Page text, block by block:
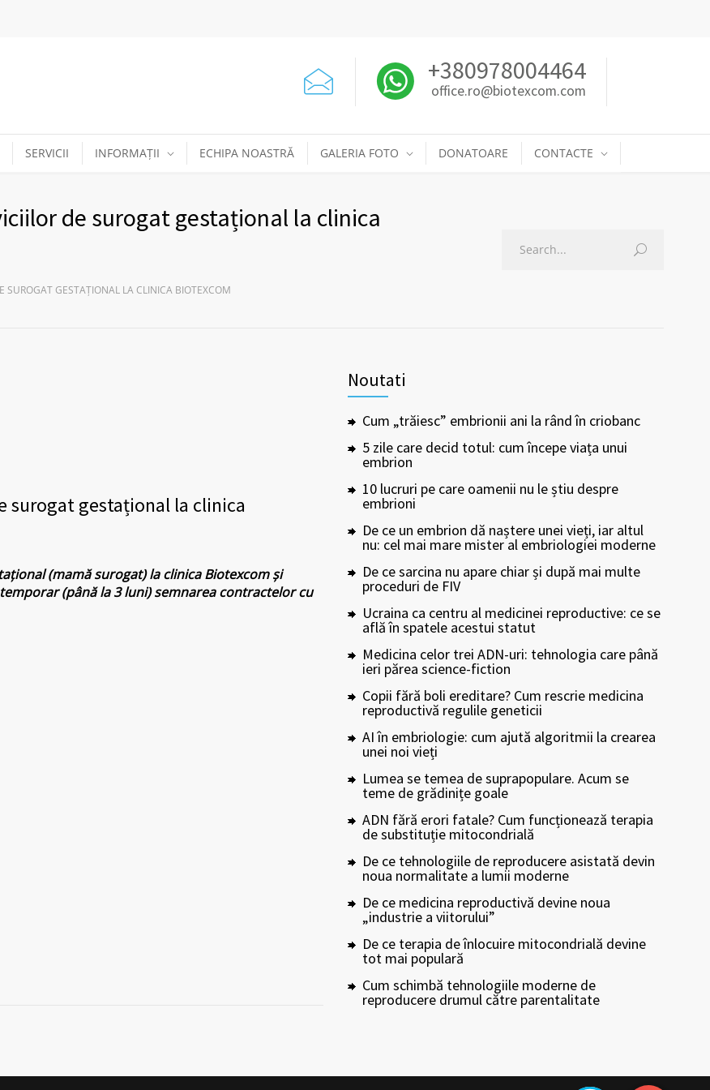
+380978004464
office.ro@biotexcom.com
SERVICII INFORMAȚII ECHIPA NOASTRĂ GALERIA FOTO DONATOARE CONTACTE
de surogat gestațional la clinica
SUROGAT GESTAȚIONAL LA CLINICA BIOTEXCOM
surogat gestațional la clinica
(mamă surogat) la clinica Biotexcom și
(până la 3 luni) semnarea contractelor cu
Noutati
Cum „trăiesc” embrionii ani la rând în criobanc
5 zile care decid totul: cum începe viața unui
embrion
10 lucruri pe care oamenii nu le știu despre
embrioni
De ce un embrion dă naștere unei vieți, iar altul
nu: cel mai mare mister al embriologiei moderne
De ce sarcina nu apare chiar și după mai multe
proceduri de FIV
Ucraina ca centru al medicinei reproductive: ce se
află în spatele acestui statut
Medicina celor trei ADN-uri: tehnologia care până
ieri părea science-fiction
Copii fără boli ereditare? Cum rescrie medicina
reproductivă regulile geneticii
AI în embriologie: cum ajută algoritmii la crearea
unei noi vieți
Lumea se temea de suprapopulare. Acum se
teme de grădinițe goale
ADN fără erori fatale? Cum funcționează terapia
de substituție mitocondrială
De ce tehnologiile de reproducere asistată devin
noua normalitate a lumii moderne
De ce medicina reproductivă devine noua
„industrie a viitorului”
De ce terapia de înlocuire mitocondrială devine
tot mai populară
Cum schimbă tehnologiile moderne de
reproducere drumul către parentalitate